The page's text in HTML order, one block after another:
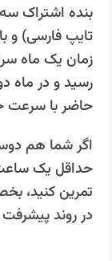
بنده‌ اشتراک
تایپ فارسی) و
حاضر با سرعت حداقل 110 کلمه در
اگر شما هم
حداقل یک
تمرین کنید،
در روند